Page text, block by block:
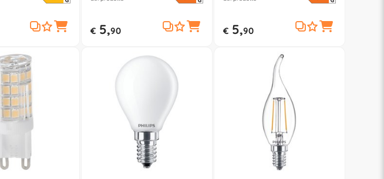
€5,90 €5,90